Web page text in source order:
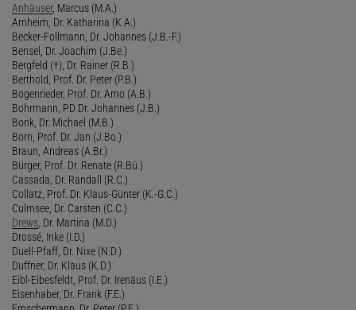
Anhäuser, Marcus (M.A.)
Arnheim, Dr. Katharina (K.A.)
Becker-Follmann, Dr. Johannes (J.B.-F.)
Bensel, Dr. Joachim (J.Be.)
Bergfeld (†), Dr. Rainer (R.B.)
Berthold, Prof. Dr. Peter (P.B.)
Bogenrieder, Prof. Dr. Arno (A.B.)
Bohrmann, PD Dr. Johannes (J.B.)
Bonk, Dr. Michael (M.B.)
Born, Prof. Dr. Jan (J.Bo.)
Braun, Andreas (A.Br.)
Bürger, Prof. Dr. Renate (R.Bü.)
Cassada, Dr. Randall (R.C.)
Collatz, Prof. Dr. Klaus-Günter (K.-G.C.)
Culmsee, Dr. Carsten (C.C.)
Drews , Dr. Martina (M.D.)
Drossé, Inke (I.D.)
Duell-Pfaff, Dr. Nixe (N.D.)
Duffner, Dr. Klaus (K.D.)
Eibl-Eibesfeldt, Prof. Dr. Irenäus (I.E.)
Eisenhaber, Dr. Frank (F.E.)